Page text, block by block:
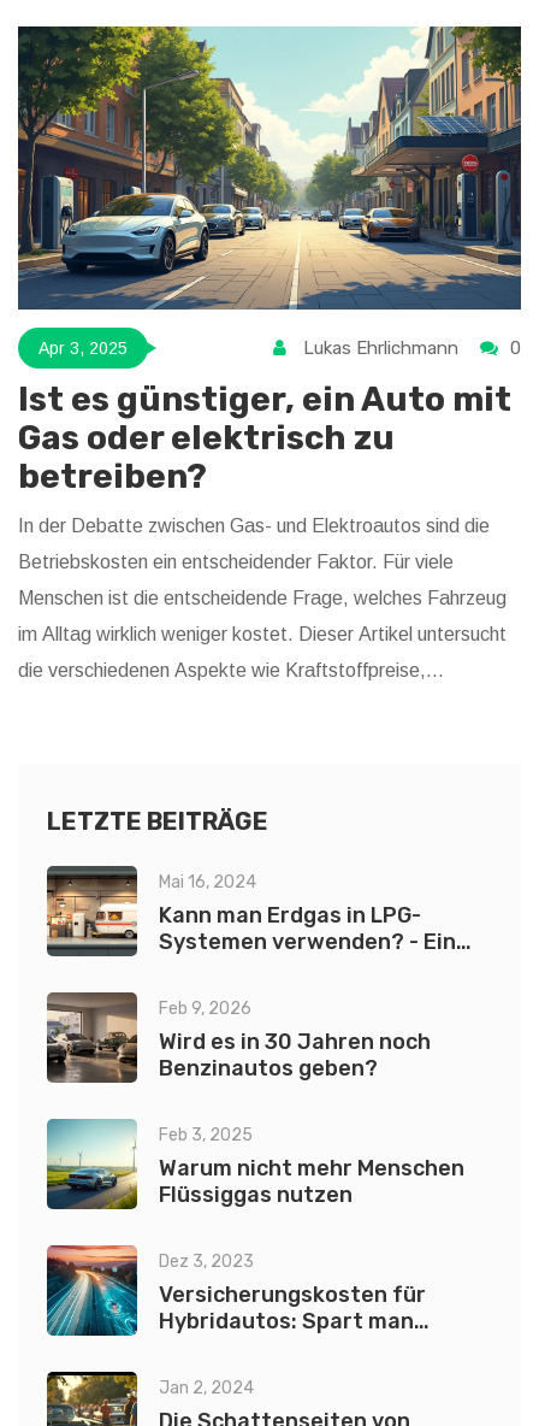
ständige Fortschreiten der Technologie zu Überraschungen
auf dem Markt. Entdecke, welches Auto die geringsten
Verkaufszahlen hat und warum.
Apr 3, 2025 Lukas Ehrlichmann 0
Ist es günstiger, ein Auto mit
Gas oder elektrisch zu
betreiben?
In der Debatte zwischen Gas- und Elektroautos sind die
Betriebskosten ein entscheidender Faktor. Für viele
Menschen ist die entscheidende Frage, welches Fahrzeug
im Alltag wirklich weniger kostet. Dieser Artikel untersucht
die verschiedenen Aspekte wie Kraftstoffpreise,
LETZTE BEITRÄGE
Mai 16, 2024
Kann man Erdgas in LPG-
Systemen verwenden? - Ein
Feb 9, 2026
Wird es in 30 Jahren noch
Benzinautos geben?
Feb 3, 2025
Warum nicht mehr Menschen
Flüssiggas nutzen
Dez 3, 2023
Versicherungskosten für
Hybridautos: Spart man
Jan 2, 2024